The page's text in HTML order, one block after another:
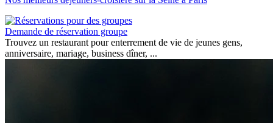
Demande de réservation groupe
Trouvez un restaurant pour enterrement de vie de jeunes gens,
anniversaire, mariage, business dîner, ...